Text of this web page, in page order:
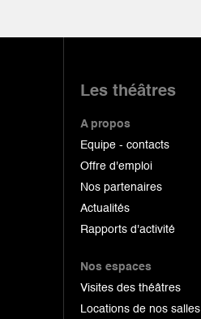
Les théâtres
A propos
Equipe - contacts
Offre d'emploi
Nos partenaires
Actualités
Rapports d'activité
Nos espaces
Visites des théâtres
Locations de nos salles